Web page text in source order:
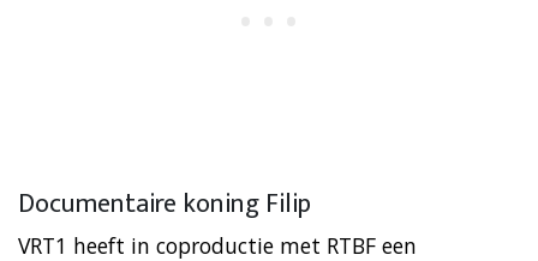
Documentaire koning Filip
VRT1 heeft in coproductie met RTBF een